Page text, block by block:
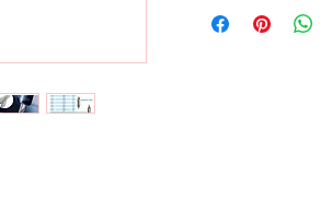
gün içerisinde